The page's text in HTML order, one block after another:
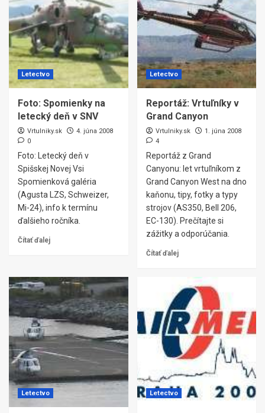
Letectvo
Foto: Spomienky na
letecký deň v SNV
Vrtulniky.sk
4. júna 2008
0
Foto: Letecký deň v
Spišskej Novej Vsi
Spomienková galéria
(Agusta LZS, Schweizer,
Mi-24), info k termínu
ďalšieho ročníka.
Čítať ďalej
Letectvo
Reportáž: Vrtuľníky v
Grand Canyon
Vrtulniky.sk
1. júna 2008
4
Reportáž z Grand
Canyonu: let vrtuľníkom z
Grand Canyon West na dno
kaňonu, tipy, fotky a typy
strojov (AS350, Bell 206,
EC-130). Prečítajte si
zážitky a odporúčania.
Čítať ďalej
Letectvo Letectvo